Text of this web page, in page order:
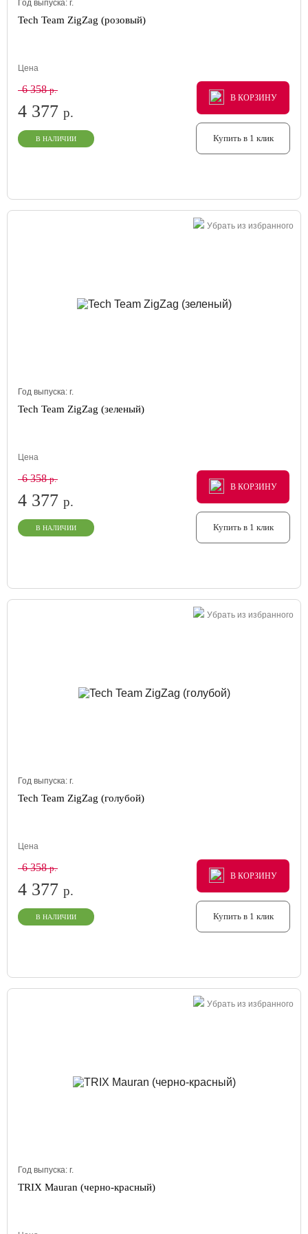
Год выпуска: г.
Tech Team ZigZag (розовый)
Цена
6 358р.
4 377 р.
В НАЛИЧИИ
В КОРЗИНУ
В КОРЗИНУ
В КОРЗИНУ
Купить в 1 клик
Убрать из избранного
Год выпуска: г.
Tech Team ZigZag (зеленый)
Цена
6 358р.
4 377 р.
В НАЛИЧИИ
В КОРЗИНУ
В КОРЗИНУ
В КОРЗИНУ
Купить в 1 клик
Убрать из избранного
Год выпуска: г.
Tech Team ZigZag (голубой)
Цена
6 358р.
4 377 р.
В НАЛИЧИИ
В КОРЗИНУ
В КОРЗИНУ
В КОРЗИНУ
Купить в 1 клик
Убрать из избранного
Год выпуска: г.
TRIX Mauran (черно-красный)